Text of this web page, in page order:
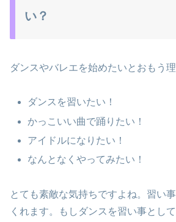
い？
ダンスやバレエを始めたいとおもう
ダンスを習いたい！
かっこいい曲で踊りたい！
アイドルになりたい！
なんとなくやってみたい！
とても素敵な気持ちですよね。習い
くれます。もしダンスを習い事とし